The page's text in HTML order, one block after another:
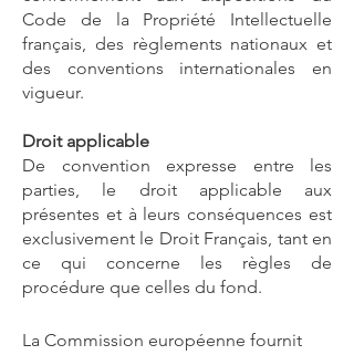
Code de la Propriété Intellectuelle
français, des règlements nationaux et
des conventions internationales en
vigueur.
Droit applicable
De convention expresse entre les
parties, le droit applicable aux
présentes et à leurs conséquences est
exclusivement le Droit Français, tant en
ce qui concerne les règles de
procédure que celles du fond.
La Commission européenne fournit